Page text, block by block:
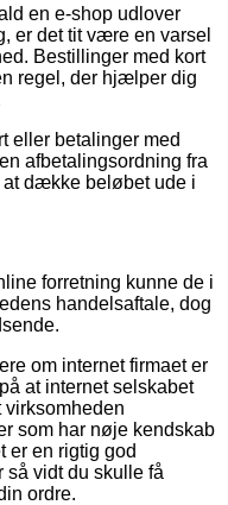
en e-shop udlover
er det tit være en varsel
Bestillinger med kort
regel, der hjælper dig
eller betalinger med
afbetalingsordning fra
dække beløbet ude i
forretning kunne de i
handelsaftale, dog
om internet firmaet er
at internet selskabet
virksomheden
som har nøje kendskab
er en rigtig god
vidt du skulle få
ordre.